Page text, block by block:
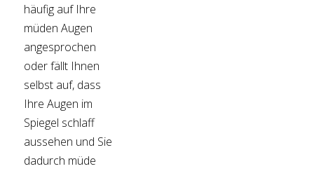
häufig auf Ihre
müden Augen
angesprochen
oder fällt Ihnen
selbst auf, dass
Ihre Augen im
Spiegel schlaff
aussehen und Sie
dadurch müde